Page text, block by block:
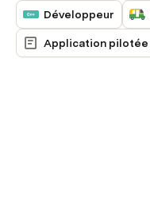
Développeur